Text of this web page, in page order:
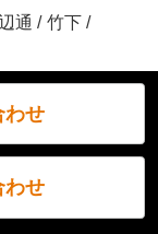
通 / 竹下 /
わせ
わせ